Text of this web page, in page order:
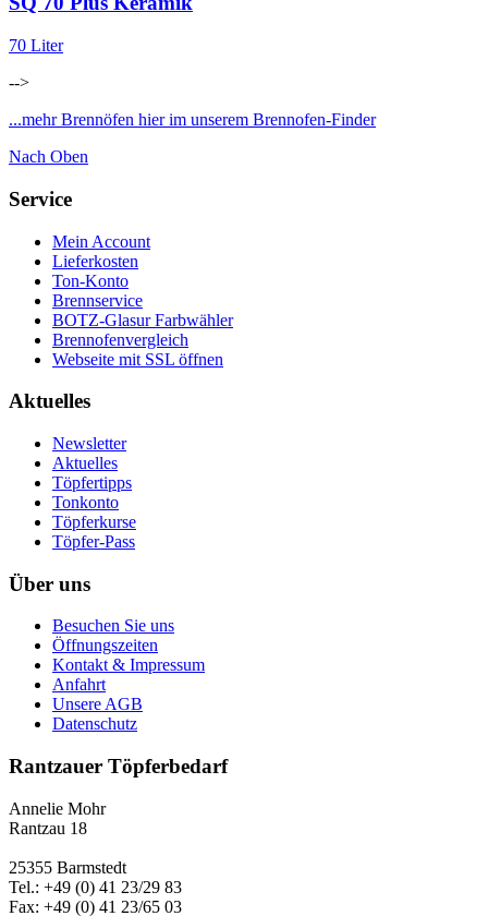
70 Liter
-->
...mehr Brennöfen hier im unserem Brennofen-Finder
Nach Oben
Service
Mein Account
Lieferkosten
Ton-Konto
Brennservice
BOTZ-Glasur Farbwähler
Brennofenvergleich
Webseite mit SSL öffnen
Aktuelles
Newsletter
Aktuelles
Töpfertipps
Tonkonto
Töpferkurse
Töpfer-Pass
Über uns
Besuchen Sie uns
Öffnungszeiten
Kontakt & Impressum
Anfahrt
Unsere AGB
Datenschutz
Rantzauer Töpferbedarf
Annelie Mohr
Rantzau 18
25355 Barmstedt
Tel.: +49 (0) 41 23/29 83
Fax: +49 (0) 41 23/65 03